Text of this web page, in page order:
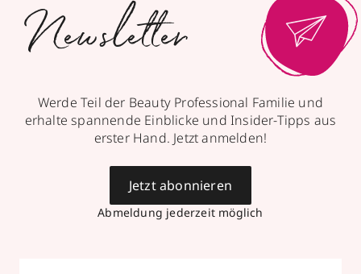
Newsletter
Werde Teil der Beauty Professional Familie und
erhalte spannende Einblicke und Insider-Tipps aus
erster Hand. Jetzt anmelden!
Abmeldung jederzeit möglich
Jetzt abonnieren